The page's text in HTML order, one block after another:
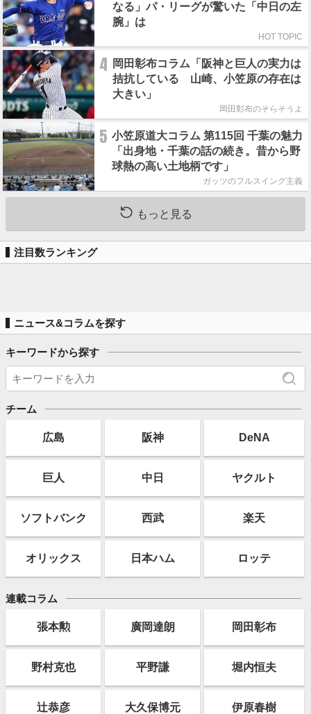
なる」パ・リーグが驚いた「中日の左
腕」は
HOT TOPIC
4
岡田彰布コラム「阪神と巨人の実力は
拮抗している 山崎、小笠原の存在は
大きい」
岡田彰布のそらそうよ
5 小笠原道大コラム 第115回 千葉の魅力
「出身地・千葉の話の続き。昔から野
球熱の高い土地柄です」
ガッツのフルスイング主義
もっと見る
注目数ランキング
ニュース&コラムを探す
キーワードから探す
チーム
広島 阪神 DeNA
巨人 中日 ヤクルト
ソフトバンク 西武 楽天
オリックス 日本ハム ロッテ
連載コラム
張本勲 廣岡達朗 岡田彰布
野村克也 平野謙 堀内恒夫
辻恭彦 大久保博元 伊原春樹